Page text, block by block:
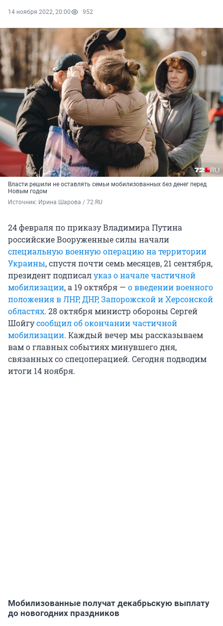
14 ноября 2022, 20:00 952
Власти решили не оставлять семьи мобилизованных без денег перед
Новым годом
Источник: Ирина Шарова / 72.RU
24 февраля по приказу Владимира Путина
российские Вооруженные силы начали
специальную военную операцию на территории
Украины, спустя почти семь месяцев, 21 сентября,
президент подписалуказ о начале частичной
мобилизации, а 19 октября — о введении военного
положения в ЛНР, ДНР, Запорожской и Херсонской
областях. 28 октября министр обороны Сергей
Шойгусообщил об окончании частичной
мобилизации. Каждый вечер мы рассказываем
вам о главных событиях минувшего дня,
связанных со спецоперацией. Сегодня подводим
итоги 14 ноября.
Мобилизованные получат декабрьскую выплату
до новогодних праздников